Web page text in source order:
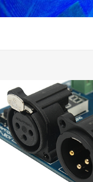
WP100系列